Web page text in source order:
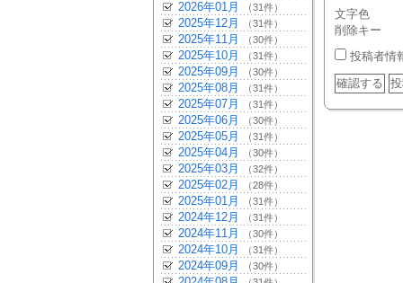
2026年01月 （31件）
2025年12月 （31件）
2025年11月 （30件）
2025年10月 （31件）
2025年09月 （30件）
2025年08月 （31件）
2025年07月 （31件）
2025年06月 （30件）
2025年05月 （31件）
2025年04月 （30件）
2025年03月 （32件）
2025年02月 （28件）
2025年01月 （31件）
2024年12月 （31件）
2024年11月 （30件）
2024年10月 （31件）
2024年09月 （30件）
文字色
削除キー
投稿者情